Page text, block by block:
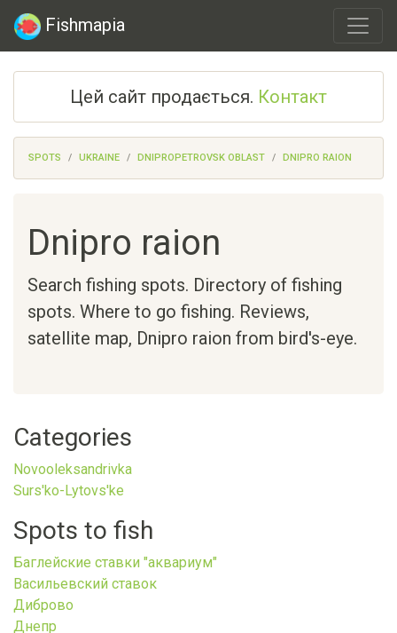
Fishmapia
Цей сайт продається. Контакт
SPOTS UKRAINE DNIPROPETROVSK OBLAST DNIPRO RAION
Dnipro raion
Search fishing spots. Directory of fishing
spots. Where to go fishing. Reviews,
satellite map, Dnipro raion from bird's-eye.
Categories
Novooleksandrivka
Surs'ko-Lytovs'ke
Spots to fish
Баглейские ставки "аквариум"
Васильевский ставок
Диброво
Днепр